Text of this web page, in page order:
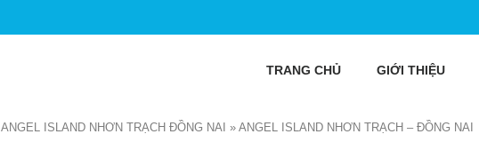
TRANG CHỦ GIỚI THIỆU
ANGEL ISLAND NHƠN TRẠCH ĐỒNG NAI » ANGEL ISLAND NHƠN TRẠCH – ĐỒNG NAI